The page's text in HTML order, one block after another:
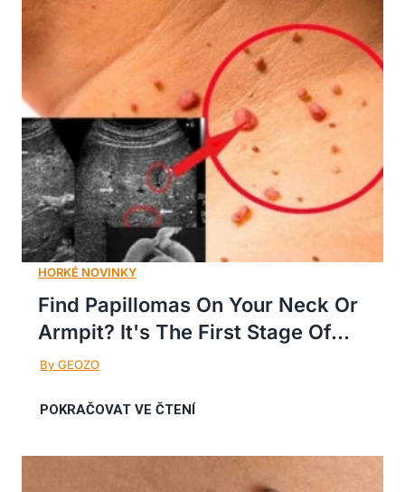
Find Papillomas On Your Neck Or
Armpit? It's The First Stage Of...